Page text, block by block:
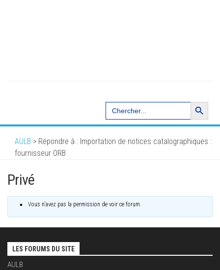
Search
for:
Search Button
AULB > Répondre à : Importation de notices catalographiques :
fournisseur ORB
Privé
Vous n'avez pas la permission de voir ce forum.
LES FORUMS DU SITE
AULB